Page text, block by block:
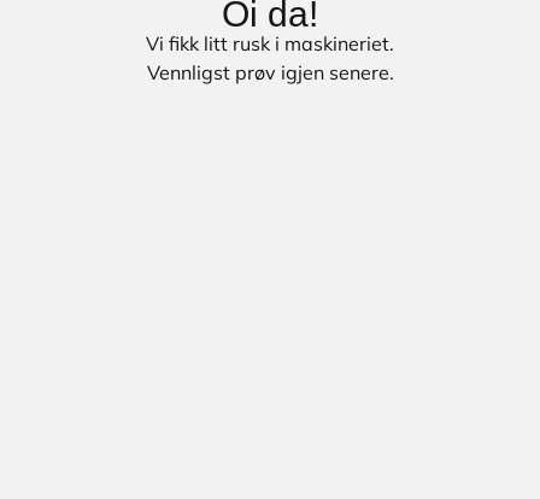
Oi da!
Vi fikk litt rusk i maskineriet.
Vennligst prøv igjen senere.